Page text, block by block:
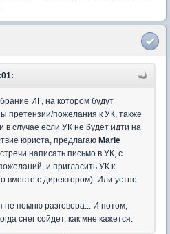
ИГ, на котором будут
претензии/пожелания к УК, также
случае если УК не будет идти на
юриста, предлагаю Marie
написать письмо в УК, с
и пригласить УК к
вместе с директором). Или устно
не помню разговора... И потом,
снег сойдет, как мне кажется.